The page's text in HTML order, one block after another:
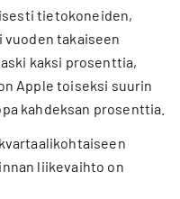
tietokoneiden,
vuoden takaiseen
kaksi prosenttia,
Apple toiseksi suurin
kahdeksan prosenttia.
liikevaihto on